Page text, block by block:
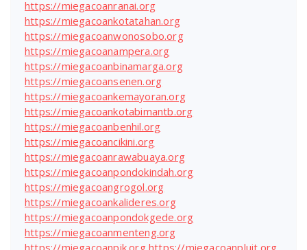
https://miegacoanranai.org
https://miegacoankotatahan.org
https://miegacoanwonosobo.org
https://miegacoanampera.org
https://miegacoanbinamarga.org
https://miegacoansenen.org
https://miegacoankemayoran.org
https://miegacoankotabimantb.org
https://miegacoanbenhil.org
https://miegacoancikini.org
https://miegacoanrawabuaya.org
https://miegacoanpondokindah.org
https://miegacoangrogol.org
https://miegacoankalideres.org
https://miegacoanpondokgede.org
https://miegacoanmenteng.org